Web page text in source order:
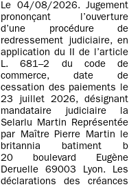
Le 04/08/2026. Jugement
prononçant l’ouverture
d’une procédure de
redressement judiciaire, en
application du II de l’article
L. 681–2 du code de
commerce, date de
cessation des paiements le
23 juillet 2026, désignant
mandataire judiciaire la
Selarlu Martin Représentée
par Maître Pierre Martin le
britannia batiment b
20 boulevard Eugène
Deruelle 69003 Lyon. Les
déclarations des créances